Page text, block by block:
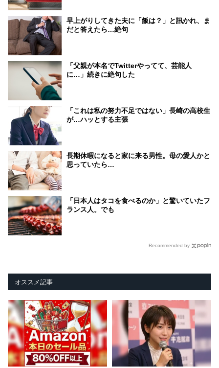
早上がりしてきた夫に「飯は？」と訊かれ、ま
だと答えたら…絶句
「父親が本名でTwitterやってて、芸能人
に…」続きに絶句した
「これは私の努力不足ではない」長崎の高校生
が…ハッとする主張
長期休暇になると家に来る男性。母の愛人かと
思っていたら…
「日本人はタコを食べるのか」と驚いていたフ
ランス人。でも
Recommended by
オススメ記事